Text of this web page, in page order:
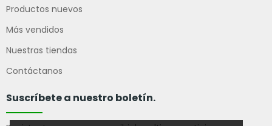
Productos nuevos
Más vendidos
Nuestras tiendas
Contáctanos
Suscríbete a nuestro boletín.